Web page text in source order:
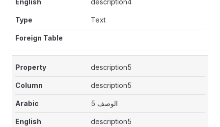
description4
Text
description5
description5
الوصف 5
description5